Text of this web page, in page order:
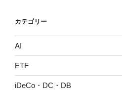
カテゴリー
AI
ETF
iDeCo・DC・DB